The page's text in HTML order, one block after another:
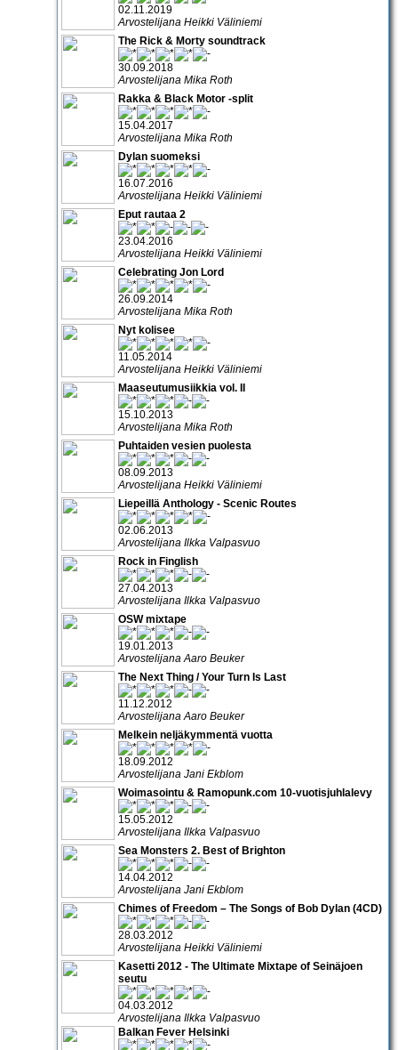
02.11.2019
Arvostelijana Heikki Väliniemi
The Rick & Morty soundtrack
30.09.2018
Arvostelijana Mika Roth
Rakka & Black Motor -split
15.04.2017
Arvostelijana Mika Roth
Dylan suomeksi
16.07.2016
Arvostelijana Heikki Väliniemi
Eput rautaa 2
23.04.2016
Arvostelijana Heikki Väliniemi
Celebrating Jon Lord
26.09.2014
Arvostelijana Mika Roth
Nyt kolisee
11.05.2014
Arvostelijana Heikki Väliniemi
Maaseutumusiikkia vol. II
15.10.2013
Arvostelijana Mika Roth
Puhtaiden vesien puolesta
08.09.2013
Arvostelijana Heikki Väliniemi
Liepeillä Anthology - Scenic Routes
02.06.2013
Arvostelijana Ilkka Valpasvuo
Rock in Finglish
27.04.2013
Arvostelijana Ilkka Valpasvuo
OSW mixtape
19.01.2013
Arvostelijana Aaro Beuker
The Next Thing / Your Turn Is Last
11.12.2012
Arvostelijana Aaro Beuker
Melkein neljäkymmentä vuotta
18.09.2012
Arvostelijana Jani Ekblom
Woimasointu & Ramopunk.com 10-vuotisjuhlalevy
15.05.2012
Arvostelijana Ilkka Valpasvuo
Sea Monsters 2. Best of Brighton
14.04.2012
Arvostelijana Jani Ekblom
Chimes of Freedom – The Songs of Bob Dylan (4CD)
28.03.2012
Arvostelijana Heikki Väliniemi
Kasetti 2012 - The Ultimate Mixtape of Seinäjoen
seutu
04.03.2012
Arvostelijana Ilkka Valpasvuo
Balkan Fever Helsinki